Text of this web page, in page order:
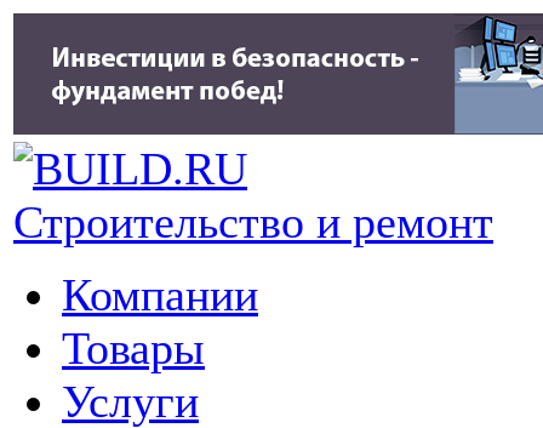
Строительство и ремонт
Компании
Товары
Услуги